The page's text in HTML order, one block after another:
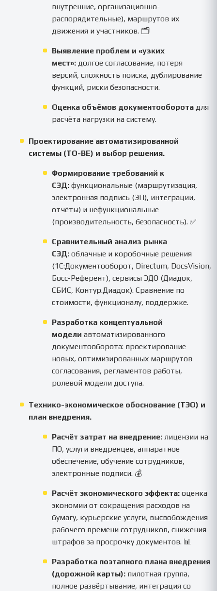
внутренние, организационно-
распорядительные), маршрутов их
движения и участников. 🗂️
Выявление проблем и «узких
мест»: долгое согласование, потеря
версий, сложность поиска, дублирование
функций, риски безопасности.
Оценка объёмов документооборота для
расчёта нагрузки на систему.
Проектирование автоматизированной
системы (TO-BE) и выбор решения.
Формирование требований к
СЭД: функциональные (маршрутизация,
электронная подпись (ЭП), интеграции,
отчёты) и нефункциональные
(производительность, безопасность). ✅
Сравнительный анализ рынка
СЭД: облачные и коробочные решения
(1С:Документооборот, Directum, DocsVision,
Босс-Референт), сервисы ЭДО (Диадок,
СБИС, Контур.Диадок). Сравнение по
стоимости, функционалу, поддержке.
Разработка концептуальной
модели автоматизированного
документооборота: проектирование
новых, оптимизированных маршрутов
согласования, регламентов работы,
ролевой модели доступа.
Технико-экономическое обоснование (ТЭО) и
план внедрения.
Расчёт затрат на внедрение: лицензии на
ПО, услуги внедренцев, аппаратное
обеспечение, обучение сотрудников,
электронные подписи. 💰
Расчёт экономического эффекта: оценка
экономии от сокращения расходов на
бумагу, курьерские услуги, высвобождения
рабочего времени сотрудников, снижения
штрафов за просрочку документов. 📊
Разработка поэтапного плана внедрения
(дорожной карты): пилотная группа,
полное развёртывание, интеграция со